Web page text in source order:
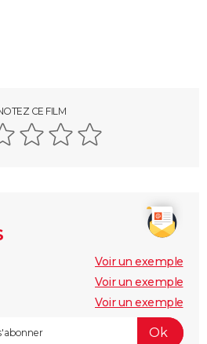
2024 : est-il indispensable de
cette nouvelle version vaut le
pensent les critiques
: Tom Cruise refuse de répondre
la scène post-générique ?
: casting, avis, bande-annonce,
: la bande-annonce est enfin
CE FILM
Voir un exemple
Voir un exemple
Voir un exemple